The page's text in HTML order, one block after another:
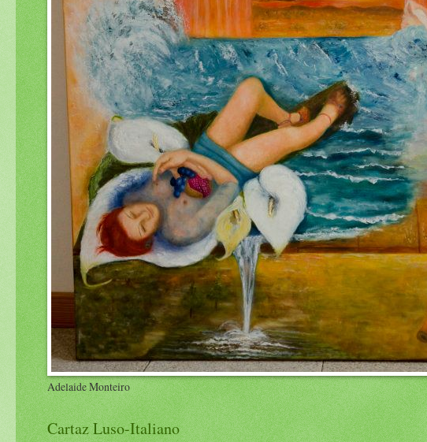
Adelaide Monteiro
Cartaz Luso-Italiano